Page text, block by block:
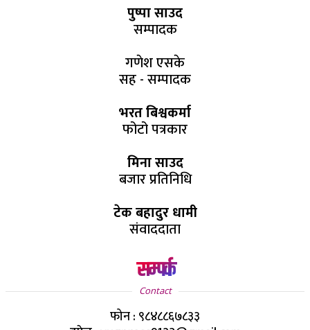
पुष्पा साउद
सम्पादक
गणेश एसके
सह - सम्पादक
भरत बिश्वकर्मा
फोटो पत्रकार
मिना साउद
बजार प्रतिनिधि
टेक बहादुर धामी
संवाददाता
सम्पर्क
Contact
फोन : ९८४८८६७८३३